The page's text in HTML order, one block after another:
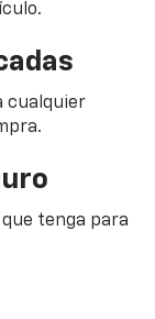
cualquier
tenga para